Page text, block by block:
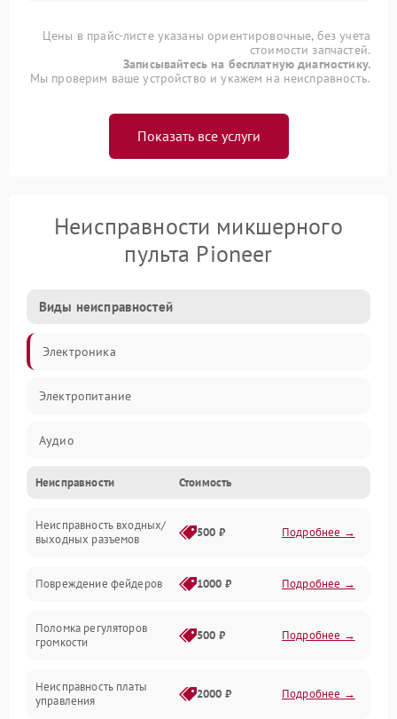
Цены в прайс-листе указаны ориентировочные, без учета
стоимости запчастей.
Записывайтесь на бесплатную диагностику.
Мы проверим ваше устройство и укажем на неисправность.
Показать все услуги
Неисправности микшерного
пульта Pioneer
Виды неисправностей
Электроника
Электропитание
Аудио
Механические повреждения
Механика
Электронные компоненты
Неисправности Стоимость
Неисправность входных/
выходных разъемов
500 ₽ Подробнее →
Повреждение фейдеров 1000 ₽ Подробнее →
Поломка регуляторов
громкости
500 ₽ Подробнее →
Неисправность платы
управления
2000 ₽ Подробнее →